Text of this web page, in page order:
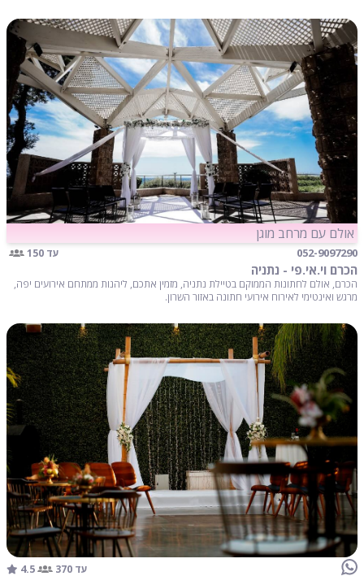
אולם עם מרחב מוגן
052-9097290 עד 150
הכרם וי.אי.פי - נתניה
הכרם, אולם לחתונות הממוקם בטיילת נתניה, מזמין אתכם, ליהנות ממתחם אירועים יפה,
מרגש ואינטימי לאירוח אירועי חתונה באזור השרון.
עד 370 4.5